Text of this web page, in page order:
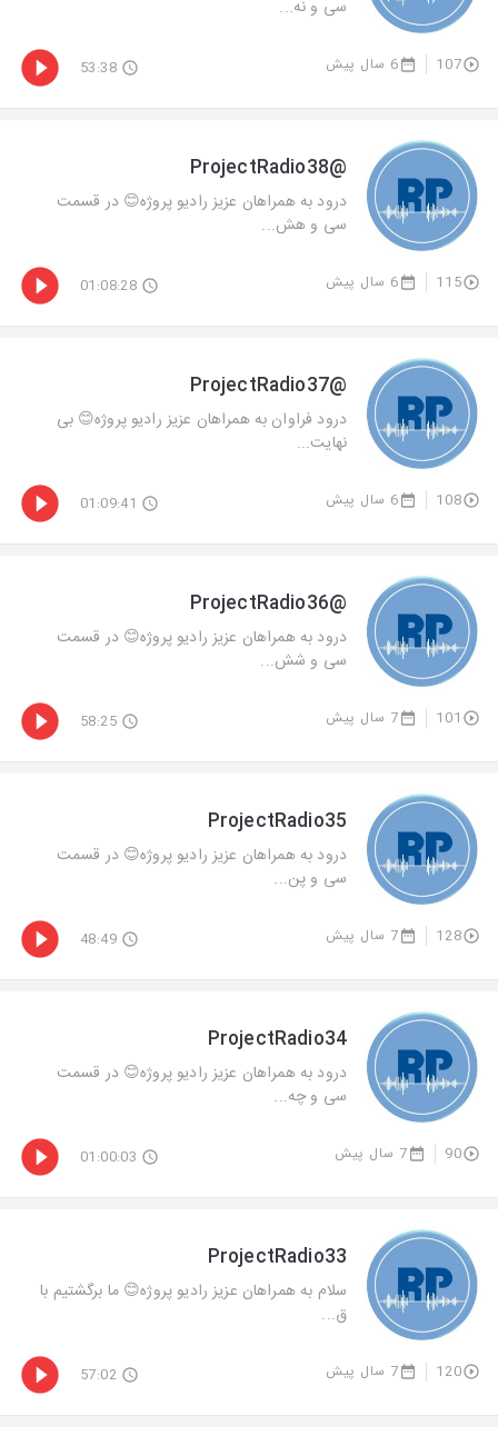
سی و نه...
107 6 سال پیش 53:38
@ProjectRadio38
درود به همراهان عزیز رادیو پروژه😊 در قسمت
سی و هش...
115 6 سال پیش 01:08:28
@ProjectRadio37
درود فراوان به همراهان عزیز رادیو پروژه😊 بی
نهایت...
108 6 سال پیش 01:09:41
@ProjectRadio36
درود به همراهان عزیز رادیو پروژه😊 در قسمت
سی و شش...
101 7 سال پیش 58:25
ProjectRadio35
درود به همراهان عزیز رادیو پروژه😊 در قسمت
سی و پن...
128 7 سال پیش 48:49
ProjectRadio34
درود به همراهان عزیز رادیو پروژه😊 در قسمت
سی و چه...
90 7 سال پیش 01:00:03
ProjectRadio33
سلام به همراهان عزیز رادیو پروژه😊 ما برگشتیم با
ق...
120 7 سال پیش 57:02